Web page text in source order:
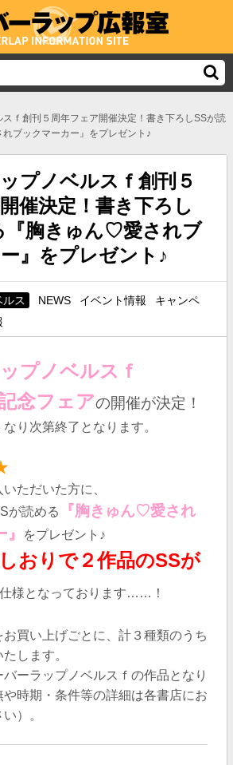
ｆ創刊５周年フェア開催決定！書き下ろしSSが読
ブックマーカー』をプレゼント♪
プノベルスｆ創刊５
催決定！書き下ろし
『胸きゅん♡愛されブ
』をプレゼント♪
ルス NEWS イベント情報
キャンペ
プノベルスｆ
念フェアの開催が決定！
り次第終了となります。
ただいた方に、
が読める
『胸きゅん♡愛され
をプレゼント♪
おりで２作品のSSが
様となっております……！
買い上げごとに、計３種類のうち
します。
ーラップノベルスｆの作品となり
や時期・条件等の詳細は各書店にお
）。